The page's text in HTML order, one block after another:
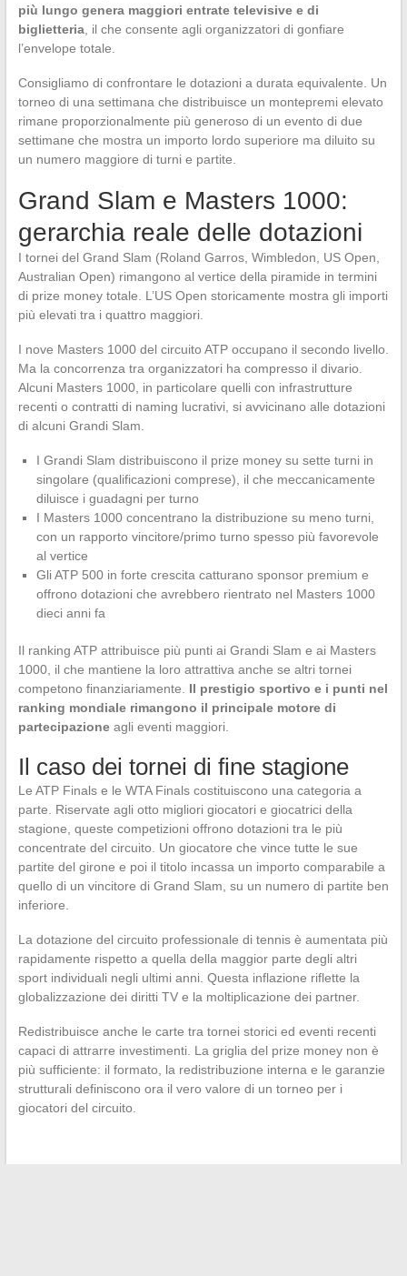
più lungo genera maggiori entrate televisive e di
biglietteria, il che consente agli organizzatori di gonfiare
l’envelope totale.
Consigliamo di confrontare le dotazioni a durata equivalente. Un
torneo di una settimana che distribuisce un montepremi elevato
rimane proporzionalmente più generoso di un evento di due
settimane che mostra un importo lordo superiore ma diluito su
un numero maggiore di turni e partite.
Grand Slam e Masters 1000:
gerarchia reale delle dotazioni
I tornei del Grand Slam (Roland Garros, Wimbledon, US Open,
Australian Open) rimangono al vertice della piramide in termini
di prize money totale. L’US Open storicamente mostra gli importi
più elevati tra i quattro maggiori.
I nove Masters 1000 del circuito ATP occupano il secondo livello.
Ma la concorrenza tra organizzatori ha compresso il divario.
Alcuni Masters 1000, in particolare quelli con infrastrutture
recenti o contratti di naming lucrativi, si avvicinano alle dotazioni
di alcuni Grandi Slam.
I Grandi Slam distribuiscono il prize money su sette turni in
singolare (qualificazioni comprese), il che meccanicamente
diluisce i guadagni per turno
I Masters 1000 concentrano la distribuzione su meno turni,
con un rapporto vincitore/primo turno spesso più favorevole
al vertice
Gli ATP 500 in forte crescita catturano sponsor premium e
offrono dotazioni che avrebbero rientrato nel Masters 1000
dieci anni fa
Il ranking ATP attribuisce più punti ai Grandi Slam e ai Masters
1000, il che mantiene la loro attrattiva anche se altri tornei
competono finanziariamente. Il prestigio sportivo e i punti nel
ranking mondiale rimangono il principale motore di
partecipazioneagli eventi maggiori.
Il caso dei tornei di fine stagione
Le ATP Finals e le WTA Finals costituiscono una categoria a
parte. Riservate agli otto migliori giocatori e giocatrici della
stagione, queste competizioni offrono dotazioni tra le più
concentrate del circuito. Un giocatore che vince tutte le sue
partite del girone e poi il titolo incassa un importo comparabile a
quello di un vincitore di Grand Slam, su un numero di partite ben
inferiore.
La dotazione del circuito professionale di tennis è aumentata più
rapidamente rispetto a quella della maggior parte degli altri
sport individuali negli ultimi anni. Questa inflazione riflette la
globalizzazione dei diritti TV e la moltiplicazione dei partner.
Redistribuisce anche le carte tra tornei storici ed eventi recenti
capaci di attrarre investimenti. La griglia del prize money non è
più sufficiente: il formato, la redistribuzione interna e le garanzie
strutturali definiscono ora il vero valore di un torneo per i
giocatori del circuito.